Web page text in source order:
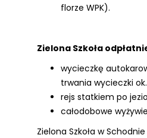
florze WPK).
Zielona Szkoła
wycieczkę
trwania wycieczki
rejs statkiem po
całodobowe
Zielona Szkoła w